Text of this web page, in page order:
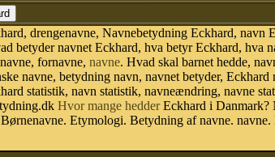
drengenavne, Navnebetydning Eckhard, navn
betyder navnet Eckhard, hva betyr Eckhard, hva
fornavne, navne. Hvad skal barnet hedde,
navne, betydning navn, navnet betyder,
statistik, navn statistik, navneændring, navne
Hvor mange hedderEckhard i Danmark?
Etymologi. Betydning af navne. navne.